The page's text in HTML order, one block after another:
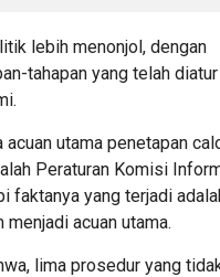
lebih menonjol, dengan
tahapan yang telah
utama penetapan
Peraturan Komisi
faktanya yang terjadi
acuan utama.
lima prosedur yang